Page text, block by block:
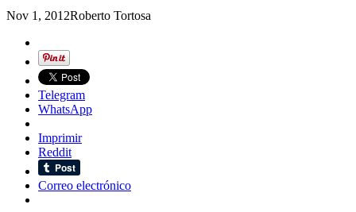
Nov 1, 2012Roberto Tortosa
Telegram
WhatsApp
Imprimir
Reddit
Correo electrónico